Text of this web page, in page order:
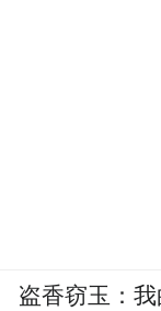
盗香窃玉：